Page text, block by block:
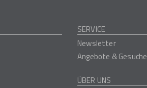
SERVICE
Newsletter
Angebote & Gesuche
ÜBER UNS